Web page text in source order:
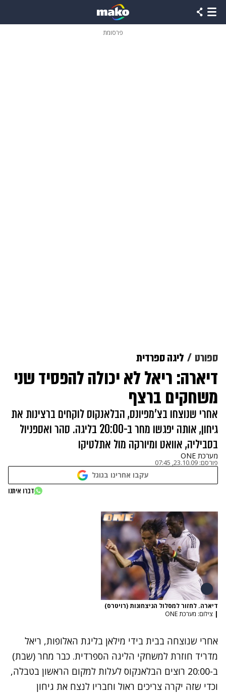
פרסומת
ספורט ליגה ספרדית
דיארה: ריאל לא יכולה להפסיד שני
משחקים ברצף
אחרי שנוצחו בצ'מפיונס, הבלאנקוס לוקחים ברצינות את
גיחון, אותה יפגשו מחר ב-20:00 בליגה. סהר ואספניול
בסביליה, אוואט ומיורקה מול אתלטיקו
מערכת ONE
פורסם: 23.10.09, 07:45
עקבו אחרינו בגוגל
דברו איתנו
דיארה. לחזור למסלול הניצחונות (רויטרס)
| צילום: מערכת ONE
אחרי שנוצחה בבית בידי מילאן בליגת האלופות, ריאל
מדריד חוזרת למשחקי הליגה הספרדית. כבר מחר (שבת)
ב-20:00 רוצים הבלאנקוס לעלות למקום הראשון בטבלה,
וכדי שזה יקרה צריכים ראול וחבריו לנצח את גיחון